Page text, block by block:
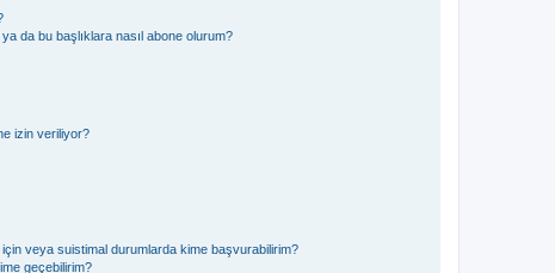
da bu başlıklara nasıl abone olurum?
izin veriliyor?
veya suistimal durumlarda kime başvurabilirim?
geçebilirim?